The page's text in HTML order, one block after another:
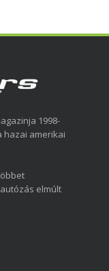
1998-
hazai amerikai
elmúlt